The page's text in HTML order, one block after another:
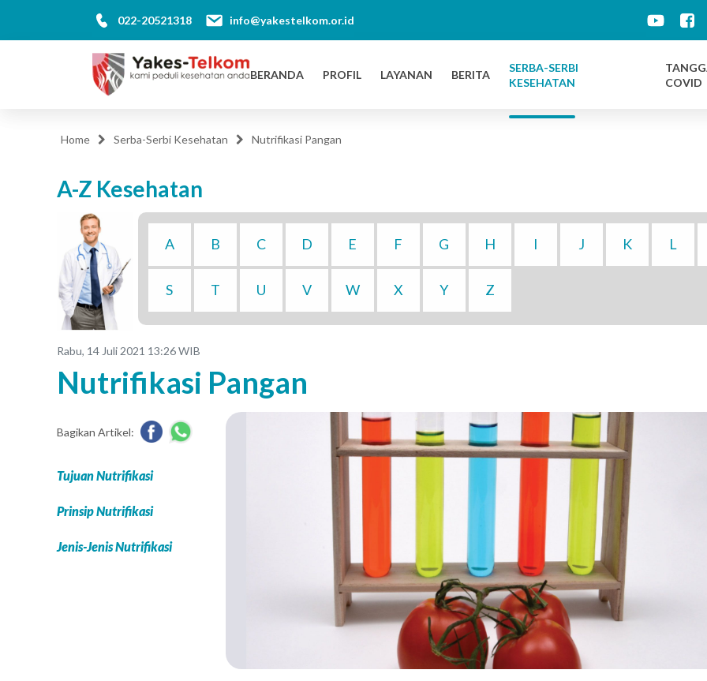
022-20521318 info@yakestelkom.or.id
BERANDA PROFIL LAYANAN BERITA
SERBA-SERBI
KESEHATAN
COVID
Home Serba-Serbi Kesehatan Nutrifikasi Pangan
A-Z Kesehatan
A B C D E F G H I J K L
S T U V W X Y Z
Rabu, 14 Juli 2021 13:26 WIB
Nutrifikasi Pangan
Bagikan Artikel:
Tujuan Nutrifikasi
Prinsip Nutrifikasi
Jenis-Jenis Nutrifikasi